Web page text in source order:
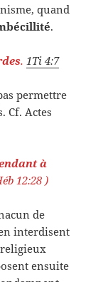
quand
.
. 1Ti 4:7
permettre
Cf. Actes
à
12:28 )
de
interdisent
ensuite